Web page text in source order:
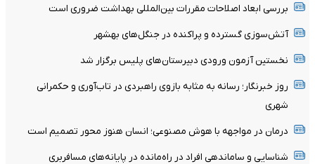
بررسی ابعاد اصلاحات مقررات بین‌المللی بهداشت ضروری است
آتش‌سوزی گسترده و پراکنده در جنگل‌های بهشهر
نخستین آزمون ورودی دبیرستان‌های پلیس برگزار شد
روز خبرنگار؛ رسانه به مثابه بازوی راهبردی در تاب‌آوری و حکمرانی
شهری
درمان در مواجهه با هوش مصنوعی؛ انسان هنوز محور تصمیم است
شناسایی و ساماندهی افراد در راه‌مانده در پایانه‌های مسافربری